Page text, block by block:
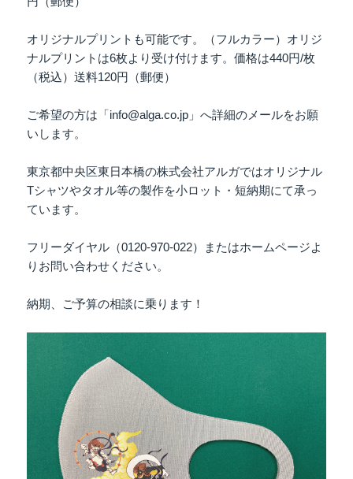
オリジナルプリントも可能です。（フルカラー）オリジ
ナルプリントは6枚より受け付けます。価格は440円/枚
（税込）送料120円（郵便）
ご希望の方は「info@alga.co.jp」へ詳細のメールをお願
いします。
東京都中央区東日本橋の株式会社アルガではオリジナル
Tシャツやタオル等の製作を小ロット・短納期にて承っ
ています。
フリーダイヤル（0120-970-022）またはホームページよ
りお問い合わせください。
納期、ご予算の相談に乗ります！